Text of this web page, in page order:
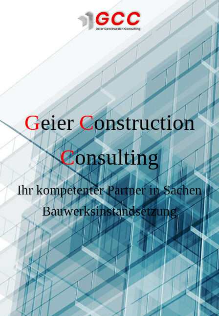
GeierConstruction
Consulting
Ihr kompetenter Partner in Sachen
Bauwerksinstandsetzung